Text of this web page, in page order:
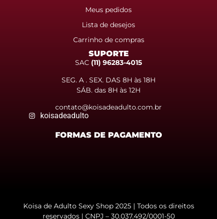
Meus pedidos
Lista de desejos
Carrinho de compras
SUPORTE
SAC (11) 96283-4015
SEG. A . SEX. DAS 8H às 18H
SÁB. das 8H às 12H
contato@koisadeadulto.com.br
koisadeadulto
FORMAS DE PAGAMENTO
Koisa de Adulto Sexy Shop 2025 | Todos os direitos
reservados | CNPJ – 30.037.492/0001-50